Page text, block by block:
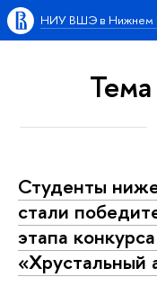
НИУ ВШЭ в Нижнем
Студенты
стали
этапа
«Хрустальный